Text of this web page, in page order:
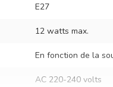
E27
12 watts max.
En fonction de la
AC 220-240 volts